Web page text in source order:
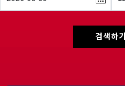
검색하기